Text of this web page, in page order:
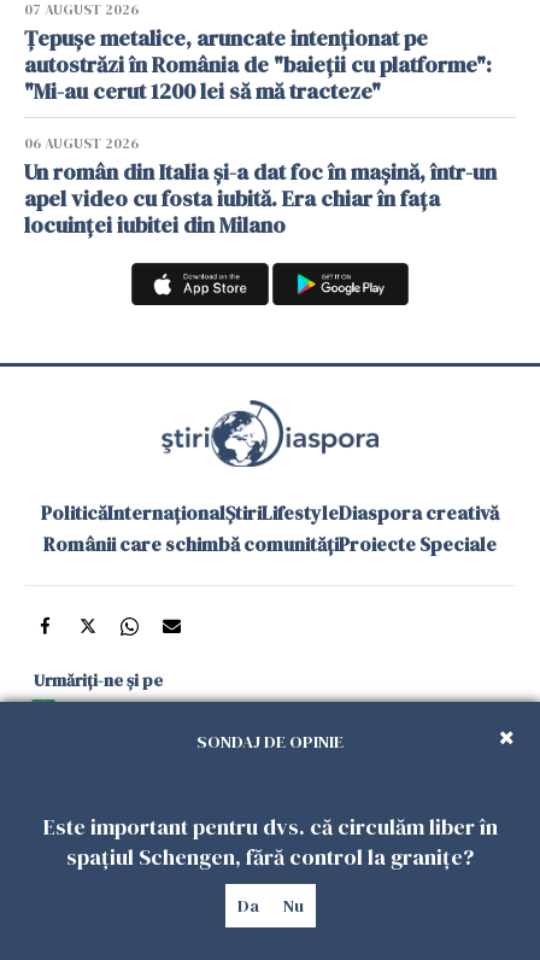
07 AUGUST 2026
Țepușe metalice, aruncate intenționat pe
autostrăzi în România de "baieții cu platforme":
"Mi-au cerut 1200 lei să mă tracteze"
06 AUGUST 2026
Un român din Italia și-a dat foc în mașină, într-un
apel video cu fosta iubită. Era chiar în fața
locuinței iubitei din Milano
PoliticăInternaționalȘtiriLifestyleDiaspora creativă
Românii care schimbă comunitățiProiecte Speciale
Urmăriți-ne și pe
și în aplicațiile mobile
Politica de
confidențialitate
Politica
Cookies
Gestionați
Contact
Declarație de
accesibilitate
Copyright 2026. Toate drepturile rezervate.
SONDAJ DE OPINIE
Este important pentru dvs. că circulăm liber în
spațiul Schengen, fără control la granițe?
Da Nu